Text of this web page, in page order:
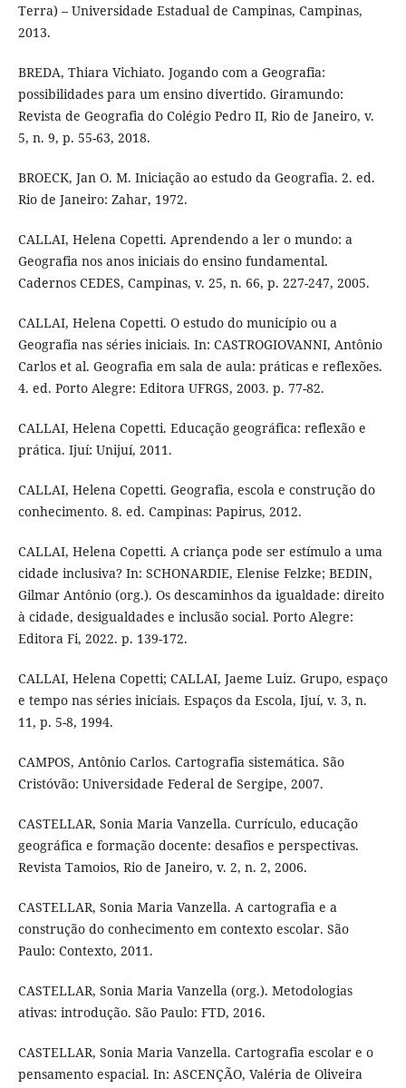
Terra) – Universidade Estadual de Campinas, Campinas,
2013.
BREDA, Thiara Vichiato. Jogando com a Geografia:
possibilidades para um ensino divertido. Giramundo:
Revista de Geografia do Colégio Pedro II, Rio de Janeiro, v.
5, n. 9, p. 55-63, 2018.
BROECK, Jan O. M. Iniciação ao estudo da Geografia. 2. ed.
Rio de Janeiro: Zahar, 1972.
CALLAI, Helena Copetti. Aprendendo a ler o mundo: a
Geografia nos anos iniciais do ensino fundamental.
Cadernos CEDES, Campinas, v. 25, n. 66, p. 227-247, 2005.
CALLAI, Helena Copetti. O estudo do município ou a
Geografia nas séries iniciais. In: CASTROGIOVANNI, Antônio
Carlos et al. Geografia em sala de aula: práticas e reflexões.
4. ed. Porto Alegre: Editora UFRGS, 2003. p. 77-82.
CALLAI, Helena Copetti. Educação geográfica: reflexão e
prática. Ijuí: Unijuí, 2011.
CALLAI, Helena Copetti. Geografia, escola e construção do
conhecimento. 8. ed. Campinas: Papirus, 2012.
CALLAI, Helena Copetti. A criança pode ser estímulo a uma
cidade inclusiva? In: SCHONARDIE, Elenise Felzke; BEDIN,
Gilmar Antônio (org.). Os descaminhos da igualdade: direito
à cidade, desigualdades e inclusão social. Porto Alegre:
Editora Fi, 2022. p. 139-172.
CALLAI, Helena Copetti; CALLAI, Jaeme Luiz. Grupo, espaço
e tempo nas séries iniciais. Espaços da Escola, Ijuí, v. 3, n.
11, p. 5-8, 1994.
CAMPOS, Antônio Carlos. Cartografia sistemática. São
Cristóvão: Universidade Federal de Sergipe, 2007.
CASTELLAR, Sonia Maria Vanzella. Currículo, educação
geográfica e formação docente: desafios e perspectivas.
Revista Tamoios, Rio de Janeiro, v. 2, n. 2, 2006.
CASTELLAR, Sonia Maria Vanzella. A cartografia e a
construção do conhecimento em contexto escolar. São
Paulo: Contexto, 2011.
CASTELLAR, Sonia Maria Vanzella (org.). Metodologias
ativas: introdução. São Paulo: FTD, 2016.
CASTELLAR, Sonia Maria Vanzella. Cartografia escolar e o
pensamento espacial. In: ASCENÇÃO, Valéria de Oliveira